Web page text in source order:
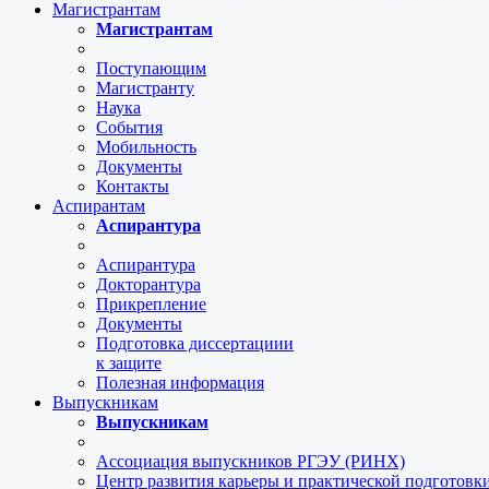
Магистрантам
Магистрантам
Поступающим
Магистранту
Наука
События
Мобильность
Документы
Контакты
Аспирантам
Аспирантура
Аспирантура
Докторантура
Прикрепление
Документы
Подготовка диссертациии
к защите
Полезная информация
Выпускникам
Выпускникам
Ассоциация выпускников РГЭУ (РИНХ)
Центр развития карьеры и практической